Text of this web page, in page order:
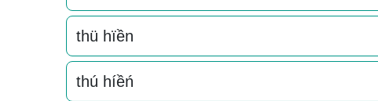
thü hïền
thú híềń